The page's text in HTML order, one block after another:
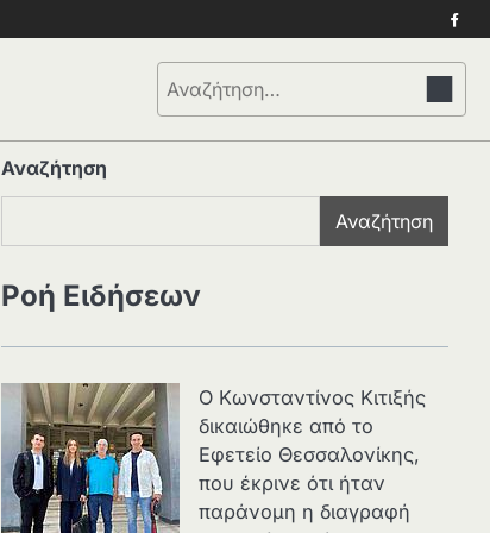
Αναζήτηση
για:
Αναζήτηση
Αναζήτηση
Ροή Ειδήσεων
Ο Κωνσταντίνος Κιτιξής
δικαιώθηκε από το
Εφετείο Θεσσαλονίκης,
που έκρινε ότι ήταν
παράνομη η διαγραφή